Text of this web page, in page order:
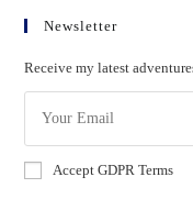
Newsletter
Receive my latest
Accept GDPR Terms